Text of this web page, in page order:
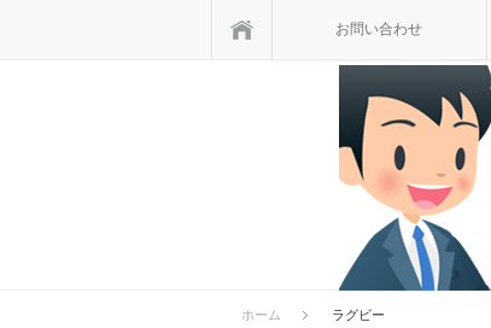
お問い合わせ
ホーム ラグビー